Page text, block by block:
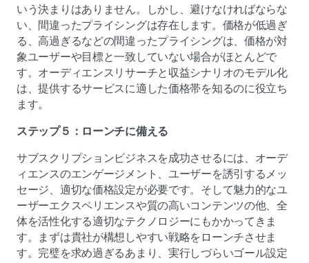
いう決まりはありません。しかし、避けなければならな
い、間違ったプライシングは存在します。価格が低過ぎ
る、高過ぎるなどの間違ったプライシングは、価格が対
象ユーザーや目標と一致していない場合がほとんどで
す。オーディエンスリサーチと収益シナリオのモデル化
は、提供するサービスに適した価格帯を知るのに役立ち
ます。
ステップ５：ローンチに備える
サブスクリプションビジネスを成功させるには、オーデ
ィエンスのエンゲージメント、ユーザーを誘引するメッ
セージ、適切な価格設定が必要です。そして魅力的なユ
ーザーエクスペリエンスや質の高いコンテンツの他、全
体を活性化する適切なテクノロジーにもかかってきま
す。まずは貴社が構想しやすい戦略をローンチさせま
す。完璧を求め過ぎるあまり、実行しづらいゴール設定